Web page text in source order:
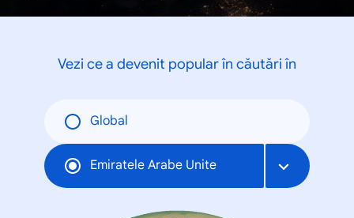
Vezi ce a devenit popular în căutări în
Global
Emiratele Arabe Unite